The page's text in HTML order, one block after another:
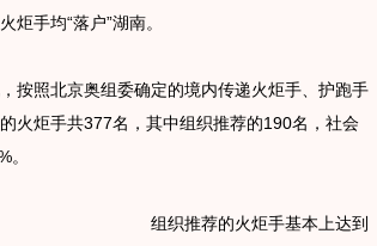
手均“落户”湖南。
照北京奥组委确定的境内传递火炬手、护跑手
火炬手共377名，其中组织推荐的190名，社会
组织推荐的火炬手基本上达到